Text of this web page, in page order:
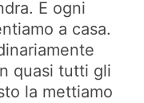
E ogni
a casa.
quasi tutti gli
la mettiamo